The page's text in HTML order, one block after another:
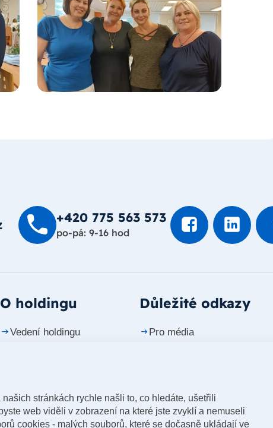
+420 775 563 573
po-pá: 9-16 hod
O holdingu
Vedení holdingu
Časopis vizitka
Důležité odkazy
Pro média
stránkách rychle našli to, co hledáte, ušetřili
web viděli v zobrazení na které jste zvyklí a nemuseli
cookies - malých souborů, které se dočasně ukládají ve